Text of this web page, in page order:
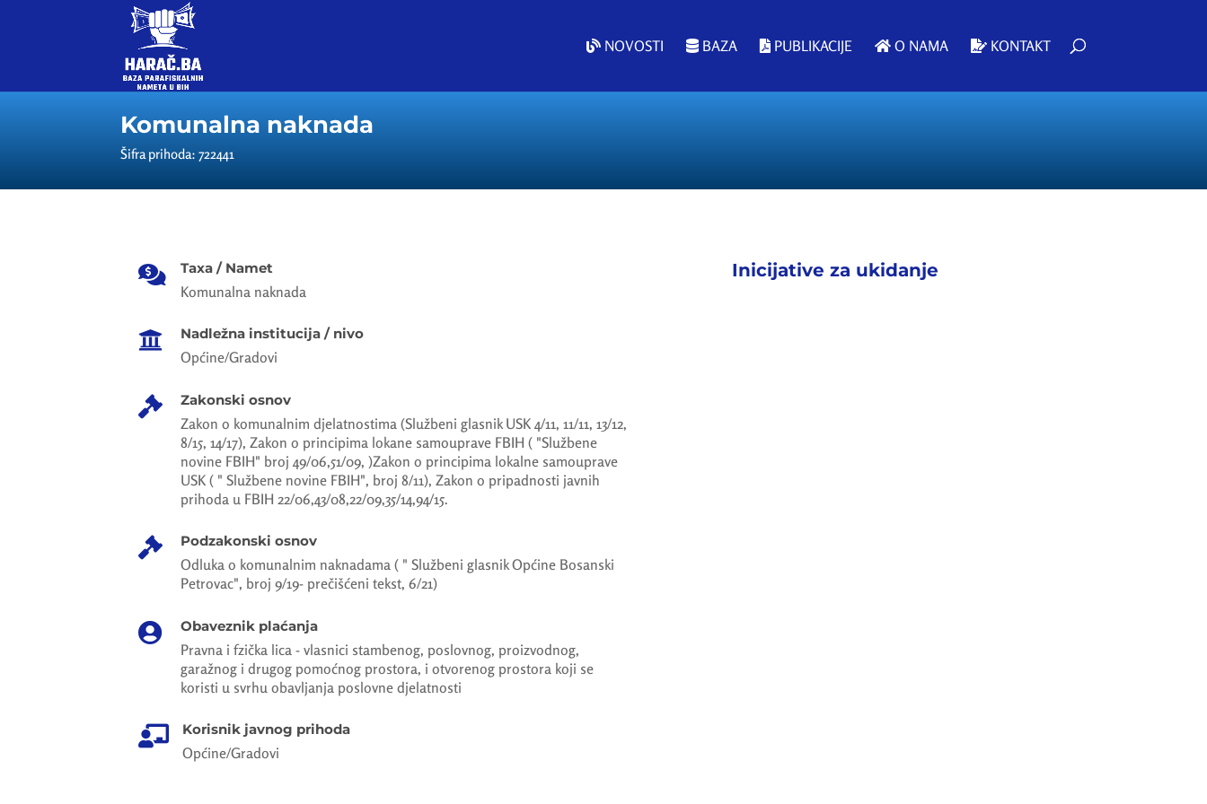
NOVOSTI BAZA PUBLIKACIJE O NAMA KONTAKT
Komunalna naknada
Šifra prihoda: 722441
 Taxa / Namet
Komunalna naknada
 Nadležna institucija / nivo
Općine/Gradovi
 Zakonski osnov
Zakon o komunalnim djelatnostima (Službeni glasnik USK 4/11, 11/11, 13/12,
8/15, 14/17), Zakon o principima lokane samouprave FBIH ( "Službene
novine FBIH" broj 49/06,51/09, )Zakon o principima lokalne samouprave
USK ( " Službene novine FBIH", broj 8/11), Zakon o pripadnosti javnih
prihoda u FBIH 22/06,43/08,22/09,35/14,94/15.
 Podzakonski osnov
Odluka o komunalnim naknadama ( " Službeni glasnik Općine Bosanski
Petrovac", broj 9/19- prečišćeni tekst, 6/21)
 Obaveznik plaćanja
Pravna i fzička lica - vlasnici stambenog, poslovnog, proizvodnog,
garažnog i drugog pomoćnog prostora, i otvorenog prostora koji se
koristi u svrhu obavljanja poslovne djelatnosti
 Korisnik javnog prihoda
Općine/Gradovi
Inicijative za ukidanje